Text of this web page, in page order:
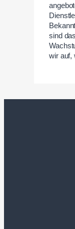
sind
wir auf,